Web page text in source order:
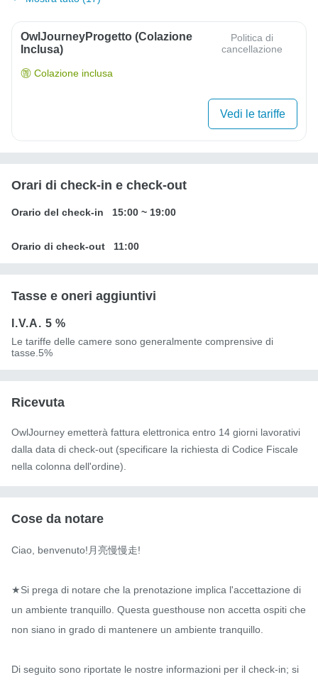
OwlJourneyProgetto (colazione
Inclusa)
Politica di
cancellazione
Colazione inclusa
Vedi le tariffe
Orari di check-in e check-out
Orario del check-in 15:00 ~ 19:00
Orario di check-out 11:00
Tasse e oneri aggiuntivi
I.V.A. 5 %
Le tariffe delle camere sono generalmente comprensive di
tasse.5%
Ricevuta
OwlJourney emetterà fattura elettronica entro 14 giorni lavorativi
dalla data di check-out (specificare la richiesta di Codice Fiscale
nella colonna dell'ordine).
Cose da notare
Ciao, benvenuto!月亮慢慢走!
★Si prega di notare che la prenotazione implica l'accettazione di
un ambiente tranquillo. Questa guesthouse non accetta ospiti che
non siano in grado di mantenere un ambiente tranquillo.
Di seguito sono riportate le nostre informazioni per il check-in; si